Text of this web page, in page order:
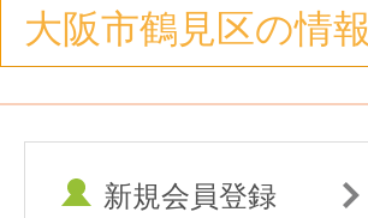
大阪市鶴見区の情
新規会員登録